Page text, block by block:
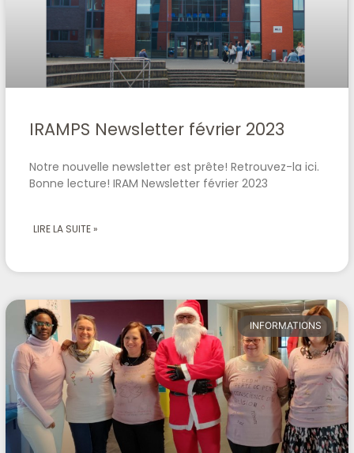
IRAMPS Newsletter février 2023
Notre nouvelle newsletter est prête! Retrouvez-la ici.
Bonne lecture! IRAM Newsletter février 2023
LIRE LA SUITE »
INFORMATIONS